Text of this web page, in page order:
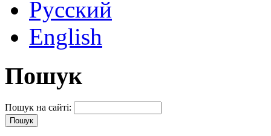
Русский
English
Пошук
Пошук на сайті: